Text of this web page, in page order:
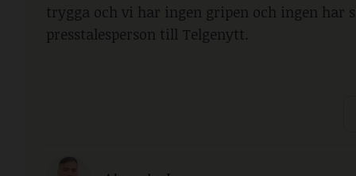
trygga och vi har ingen gripen och ingen har
presstalesperson till Telgenytt.